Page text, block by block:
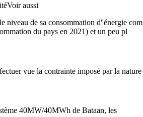
aussi
de sa consommation d''énergie
du pays en 2021) et un peu pl
vue la contrainte imposé par la
40MW/40MWh de Bataan, les